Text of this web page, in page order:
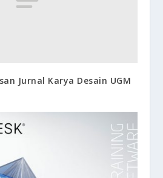
Jurnal Karya Desain UGM